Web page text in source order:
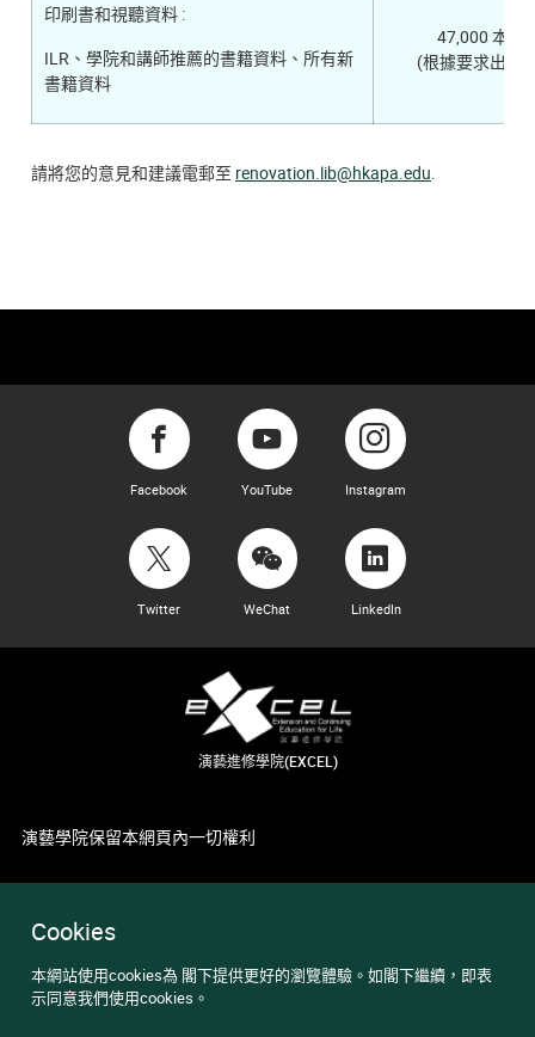
Cookies
本網站使用cookies為 閣下提供更好的瀏覽體驗。如閣下繼續，即表
示同意我們使用cookies。
印刷書和視聽資料 :
ILR、學院和講師推薦的書籍資料、所有新
書籍資料
47,000 本
(根據要求出借)
請將您的意見和建議電郵至 renovation.lib@hkapa.edu
Facebook YouTube Instagram
Twitter WeChat LinkedIn
演藝進修學院(EXCEL)
演藝學院保留本網頁內一切權利